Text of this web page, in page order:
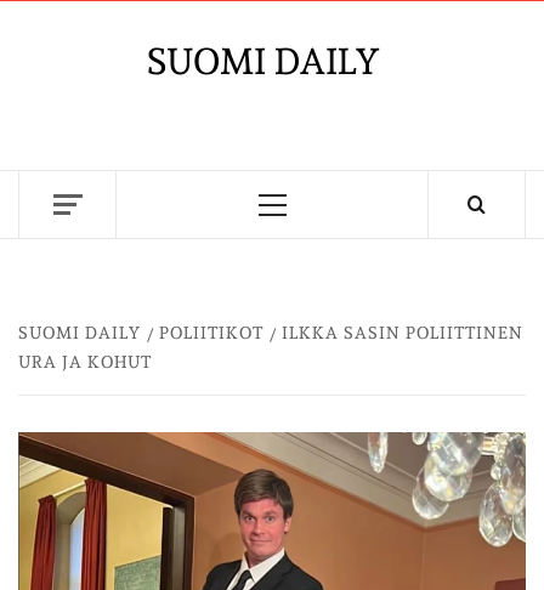
SUOMI DAILY
Primary
SUOMI DAILY POLIITIKOT
ILKKA SASIN POLIITTINEN
URA JA KOHUT